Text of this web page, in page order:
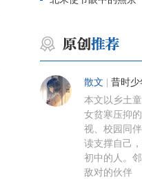
散文 昔时少
本文以乡土
女贫寒压抑
视、校园同
读支撑自己
初中的人。
敌对的伙伴